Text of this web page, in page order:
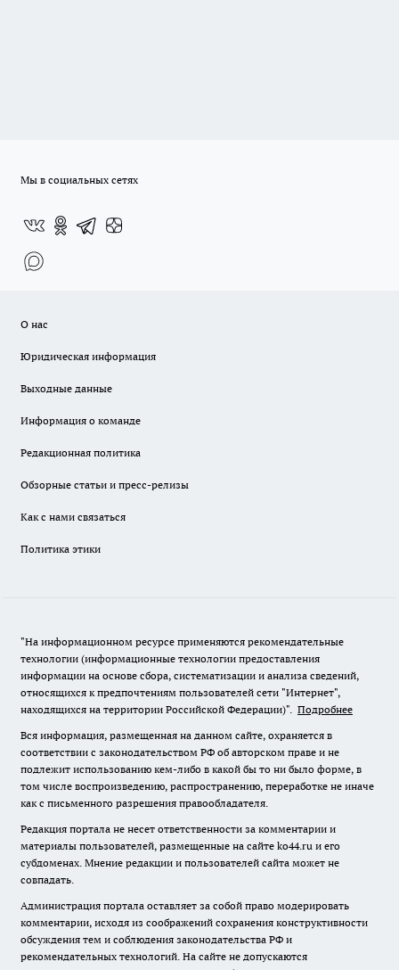
Мы в социальных сетях
О нас
Юридическая информация
Выходные данные
Информация о команде
Редакционная политика
Обзорные статьи и пресс-релизы
Как с нами связаться
Политика этики
"На информационном ресурсе применяются рекомендательные
технологии (информационные технологии предоставления
информации на основе сбора, систематизации и анализа сведений,
относящихся к предпочтениям пользователей сети "Интернет",
находящихся на территории Российской Федерации)". Подробнее
Вся информация, размещенная на данном сайте, охраняется в
соответствии с законодательством РФ об авторском праве и не
подлежит использованию кем-либо в какой бы то ни было форме, в
том числе воспроизведению, распространению, переработке не иначе
как с письменного разрешения правообладателя.
Редакция портала не несет ответственности за комментарии и
материалы пользователей, размещенные на сайте ko44.ru и его
субдоменах. Мнение редакции и пользователей сайта может не
совпадать.
Администрация портала оставляет за собой право модерировать
комментарии, исходя из соображений сохранения конструктивности
обсуждения тем и соблюдения законодательства РФ и
рекомендательных технологий. На сайте не допускаются